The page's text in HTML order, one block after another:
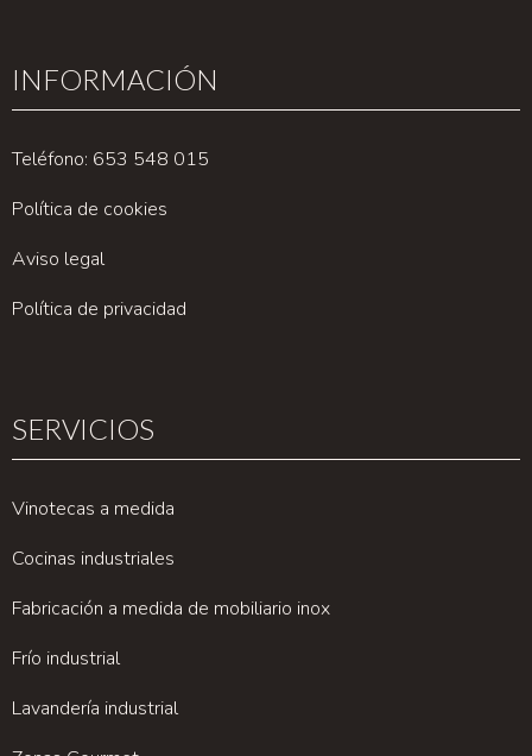
INFORMACIÓN
Teléfono: 653 548 015
Política de cookies
Aviso legal
Política de privacidad
SERVICIOS
Vinotecas a medida
Cocinas industriales
Fabricación a medida de mobiliario inox
Frío industrial
Lavandería industrial